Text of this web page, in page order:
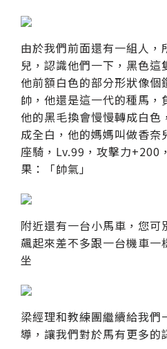
由於我們前面還有一組人，
兒，認識他們一下，黑色
他前額白色的部分形狀像個
帥，他還是這一代的種馬，
他的黑毛換會慢慢轉成白色
成全白，他的媽媽叫做香奈
座騎，Lv.99，攻擊力+200
果：「帥氣」
附近還有一台小馬車，您可
飆起來差不多跟一台機車一
坐
梁經理和教練團繼續給我們
導，讓我們對於馬有更多的